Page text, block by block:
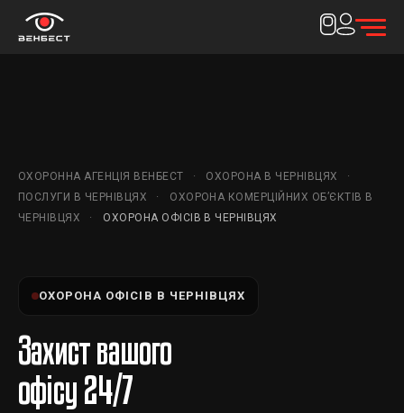
ОХОРОННА АГЕНЦІЯ ВЕНБЕСТ
ОХОРОНА В ЧЕРНІВЦЯХ
ПОСЛУГИ В ЧЕРНІВЦЯХ
ОХОРОНА КОМЕРЦІЙНИХ ОБ’ЄКТІВ В
ЧЕРНІВЦЯХ
ОХОРОНА ОФІСІВ В ЧЕРНІВЦЯХ
ОХОРОНА ОФІСІВ В ЧЕРНІВЦЯХ
Захист вашого
офісу 24/7